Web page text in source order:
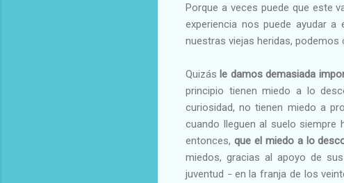
Porque a veces puede que este
experiencia nos puede ayudar a
nuestras viejas heridas, podemos
Quizás le damos demasiada
principio tienen miedo a lo
curiosidad, no tienen miedo a
cuando lleguen al suelo siempre
entonces, que el miedo a lo
miedos, gracias al apoyo de
juventud – en la franja de los